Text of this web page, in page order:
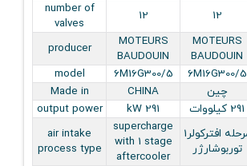
12
12
number of
valves
MOTEURS
BAUDOUIN
MOTEURS
BAUDOUIN
producer
6M16G300/5
6M16G300/5
model
چین CHINA
Made in
291 کیلووات 291 kW
output power
مرحله افتركولر1
توربوشارژر
supercharge
with 1 stage
aftercooler
air intake
process type